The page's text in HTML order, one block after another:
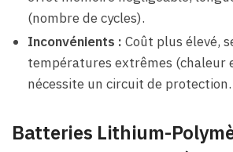
(nombre de cycles).
Inconvénients : Coût plus élevé,
températures extrêmes (chaleur
nécessite un circuit de protection.
Batteries Lithium-